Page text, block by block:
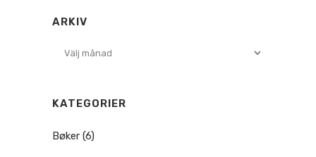
ARKIV
Arkiv
KATEGORIER
Bøker (6)